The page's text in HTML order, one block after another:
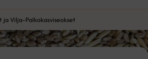
ja Vilja-Palkokasviseokset